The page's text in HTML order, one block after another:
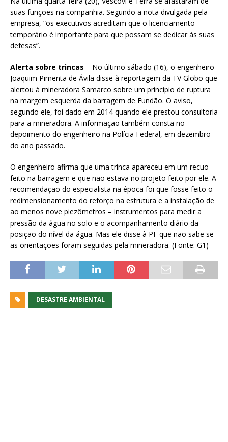
suas funções na companhia. Segundo a nota divulgada pela
empresa, “os executivos acreditam que o licenciamento
temporário é importante para que possam se dedicar às suas
defesas”.
Alerta sobre trincas – No último sábado (16), o engenheiro
Joaquim Pimenta de Ávila disse à reportagem da TV Globo que
alertou à mineradora Samarco sobre um princípio de ruptura
na margem esquerda da barragem de Fundão. O aviso,
segundo ele, foi dado em 2014 quando ele prestou consultoria
para a mineradora. A informação também consta no
depoimento do engenheiro na Polícia Federal, em dezembro
do ano passado.
O engenheiro afirma que uma trinca apareceu em um recuo
feito na barragem e que não estava no projeto feito por ele. A
recomendação do especialista na época foi que fosse feito o
redimensionamento do reforço na estrutura e a instalação de
ao menos nove piezômetros – instrumentos para medir a
pressão da água no solo e o acompanhamento diário da
posição do nível da água. Mas ele disse à PF que não sabe se
as orientações foram seguidas pela mineradora. (Fonte: G1)
DESASTRE AMBIENTAL